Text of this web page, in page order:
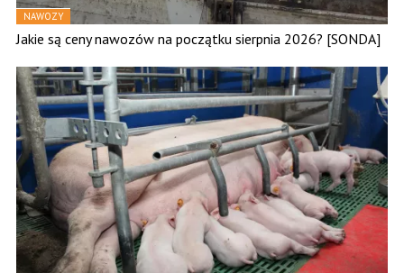
NAWOZY
Jakie są ceny nawozów na początku sierpnia 2026? [SONDA]